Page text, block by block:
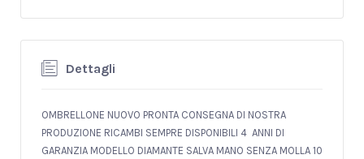
Dettagli
OMBRELLONE NUOVO PRONTA CONSEGNA DI NOSTRA
PRODUZIONE RICAMBI SEMPRE DISPONIBILI 4 ANNI DI
GARANZIA MODELLO DIAMANTE SALVA MANO SENZA MOLLA 10